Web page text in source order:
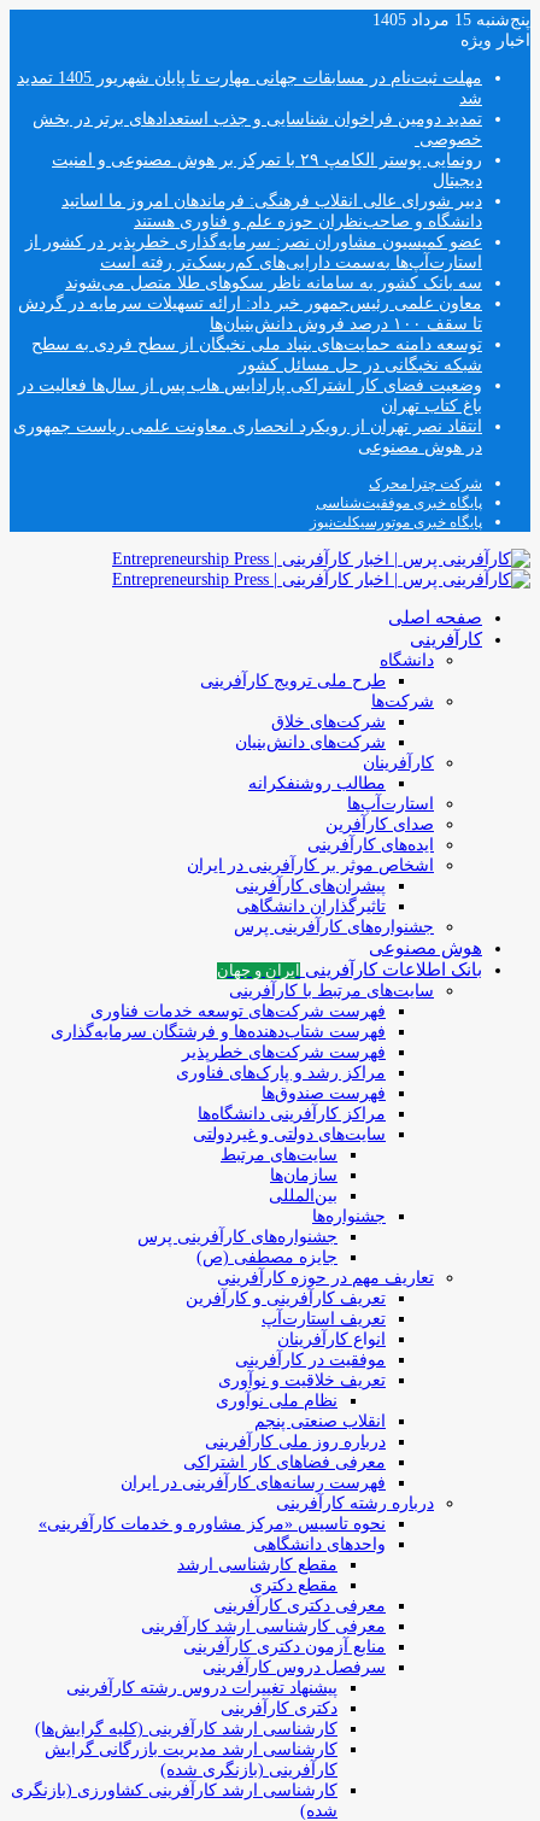
پنج‌شنبه 15 مرداد 1405
اخبار ویژه
مهلت ثبت‌نام در مسابقات جهانی مهارت تا پایان شهریور 1405 تمدید
شد
تمدید دومین فراخوان شناسایی و جذب استعدادهای برتر در بخش
خصوصی
رونمایی پوستر الکامپ ۲۹ با تمرکز بر هوش مصنوعی و امنیت
دیجیتال
دبیر شورای عالی انقلاب فرهنگی: فرماندهان امروز ما اساتید
دانشگاه و صاحب‌نظران حوزه علم و فناوری هستند
عضو کمیسیون مشاوران نصر: سرمایه‌گذاری خطرپذیر در کشور از
استارت‌آپ‌ها به‌سمت دارایی‌های کم‌ریسک‌تر رفته است
سه بانک کشور به سامانه ناظر سکوهای طلا متصل می‌شوند
معاون علمی رئیس‌جمهور خبر داد: ارائه تسهیلات سرمایه در گردش
تا سقف ۱۰۰ درصد فروش دانش‌بنیان‌ها
توسعه دامنه حمایت‌های بنیاد ملی نخبگان از سطح فردی به سطح
شبکه نخبگانی در حل مسائل کشور
وضعیت فضای کار اشتراکی پارادایس هاب پس از سال‌ها فعالیت در
باغ کتاب تهران
انتقاد نصر تهران از رویکرد انحصاری معاونت علمی ریاست جمهوری
در هوش مصنوعی
شرکت چترا محرک
پایگاه خبری موفقیت‌شناسی
پایگاه خبری موتورسیکلت‌نیوز
صفحه اصلی
کارآفرینی
دانشگاه
طرح ملی ترویج کارآفرینی
شرکت‌ها
شرکت‌های خلاق
شرکت‌های دانش‌بنیان
کارآفرینان
مطالب روشنفکرانه
استارت‌آپ‌ها
صدای کارآفرین
ایده‌های کارآفرینی
اشخاص موثر بر کارآفرینی در ایران
پیشران‌های کارآفرینی
تاثیرگذاران دانشگاهی
جشنواره‌های کارآفرینی‌ پرس
هوش مصنوعی
بانک اطلاعات کارآفرینی
ایران و جهان
سایت‌های مرتبط با کارآفرینی
فهرست شرکت‌های‌‌ توسعه‌ خدمات فناوری
فهرست شتاب‌دهنده‌ها‌ و فرشتگان‌ سرمایه‌گذاری
فهرست شرکت‌های خطرپذیر
مراکز رشد و پارک‌های فناوری
فهرست صندوق‌ها
مراکز کارآفرینی دانشگاه‌ها
سایت‌های دولتی و غیردولتی
سایت‌های مرتبط
سازمان‌ها
بین‌المللی
جشنواره‌ها
جشنواره‌های کارآفرینی‌ پرس
جایزه مصطفی (ص)
تعاریف مهم در حوزه کارآفرینی
تعریف کارآفرینی و کارآفرین
تعریف استارت‌آپ
انواع کارآفرینان
موفقیت در کارآفرینی
تعریف خلاقیت و نوآوری
نظام ملی نوآوری
انقلاب صنعتی پنجم
درباره روز ملی کارآفرینی
معرفی فضاهای کار اشتراکی
فهرست رسانه‌های کارآفرینی در ایران
درباره رشته کارآفرینی
نحوه تاسیس «مرکز مشاوره و خدمات کارآفرینی»
واحدهای دانشگاهی
مقطع کارشناسی ارشد
مقطع دکتری
معرفی دکتری کارآفرینی
معرفی کارشناسی ارشد کارآفرینی
منابع آزمون دکتری کارآفرینی
سرفصل دروس کارآفرینی
پیشنهاد تغییرات دروس رشته کارآفرینی
دکتری کارآفرینی
کارشناسی ارشد کارآفرینی (کلیه گرایش‌ها)
کارشناسی ارشد مدیریت بازرگانی گرایش
کارآفرینی (بازنگری شده)
کارشناسی ارشد کارآفرینی کشاورزی (بازنگری
شده)